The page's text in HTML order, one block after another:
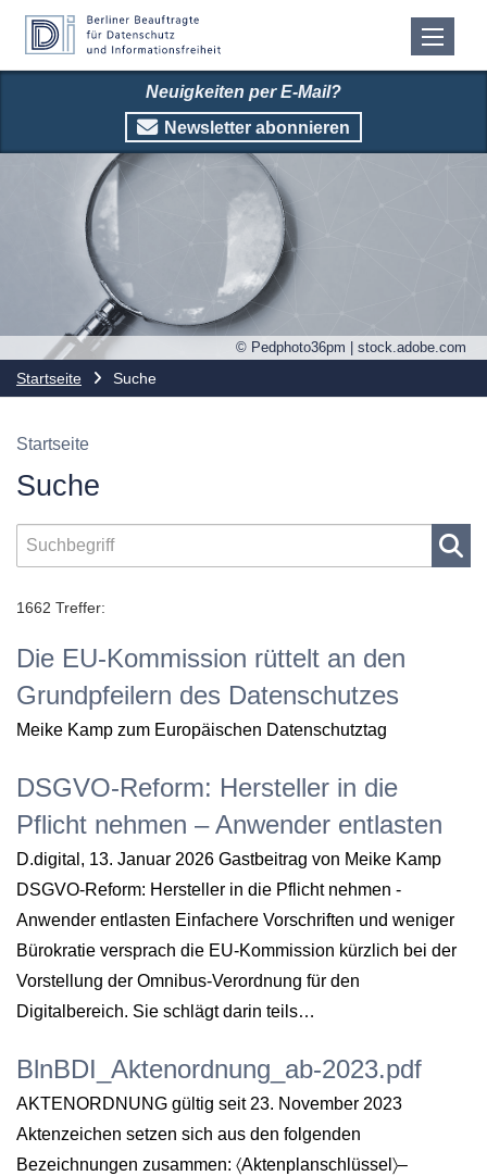
Neuigkeiten per E-Mail?
Newsletter abonnieren
© Pedphoto36pm | stock.adobe.com
Startseite Suche
Startseite
Suche
1662 Treffer:
Die EU-Kommission rüttelt an den
Grundpfeilern des Datenschutzes
Meike Kamp zum Europäischen Datenschutztag
DSGVO-Reform: Hersteller in die
Pflicht nehmen – Anwender entlasten
D.digital, 13. Januar 2026 Gastbeitrag von Meike Kamp
DSGVO-Reform: Hersteller in die Pflicht nehmen -
Anwender entlasten Einfachere Vorschriften und weniger
Bürokratie versprach die EU-Kommission kürzlich bei der
Vorstellung der Omnibus-Verordnung für den
Digitalbereich. Sie schlägt darin teils…
BlnBDI_Aktenordnung_ab-2023.pdf
AKTENORDNUNG gültig seit 23. November 2023
Aktenzeichen setzen sich aus den folgenden
Bezeichnungen zusammen: 〈Aktenplanschlüssel〉–